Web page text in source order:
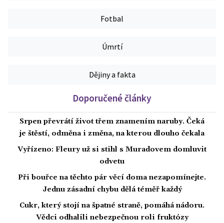
Fotbal
Úmrtí
Dějiny a fakta
Doporučené články
Srpen převrátí život třem znamením naruby. Čeká
je štěstí, odměna i změna, na kterou dlouho čekala
Vyřízeno: Fleury už si stihl s Muradovem domluvit
odvetu
Při bouřce na těchto pár věcí doma nezapomínejte.
Jednu zásadní chybu dělá téměř každý
Cukr, který stojí na špatné straně, pomáhá nádoru.
Vědci odhalili nebezpečnou roli fruktózy